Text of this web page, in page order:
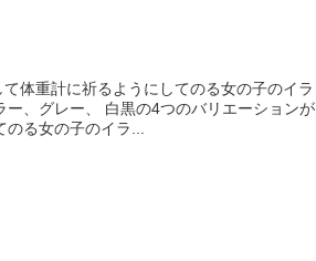
体重計に祈るようにしてのる女の子のイラ
、グレー、 白黒の4つのバリエーションが
のる女の子のイラ...